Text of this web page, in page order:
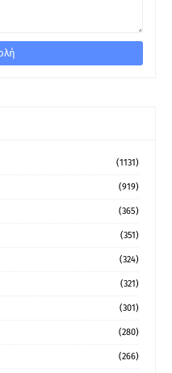
(1131)
(919)
(365)
(351)
(324)
(321)
(301)
(280)
(266)